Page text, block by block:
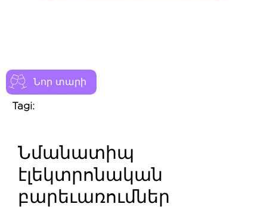
Նոր տարի
Tagi:
Նմանատիպ
էլեկտրոնական
բարեւառումներ